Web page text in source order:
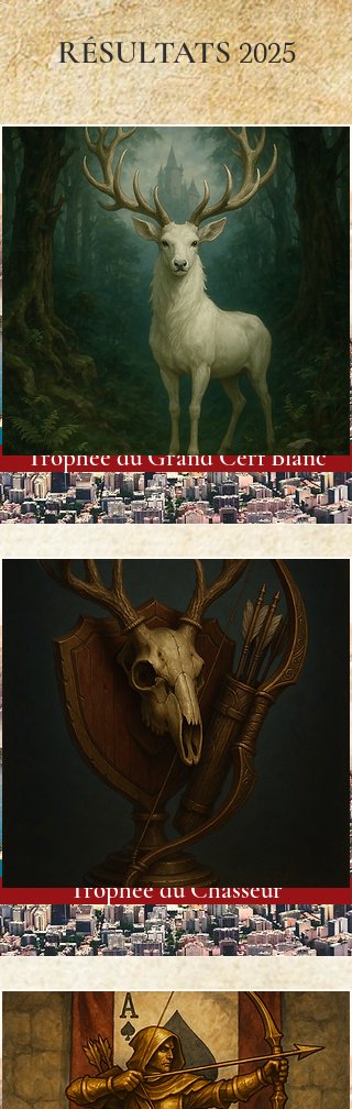
RÉSULTATS2025
Trophée du Grand Cerf Blanc
Trophée du Chasseur